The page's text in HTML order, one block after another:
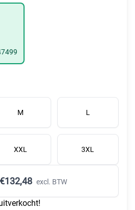
M L
XXL 3XL
€132,48 excl. BTW